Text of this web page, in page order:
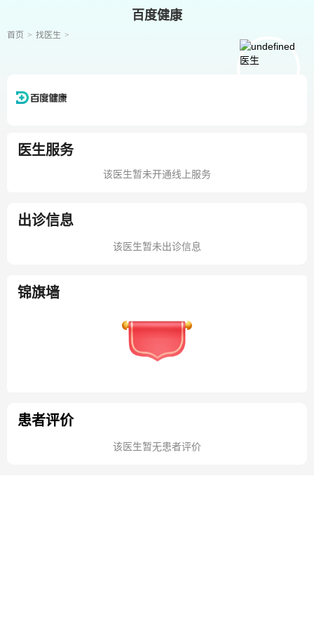
百度健康
首页 找医生
医生服务
该医生暂未开通线上服务
出诊信息
该医生暂未出诊信息
锦旗墙
患者评价
该医生暂无患者评价